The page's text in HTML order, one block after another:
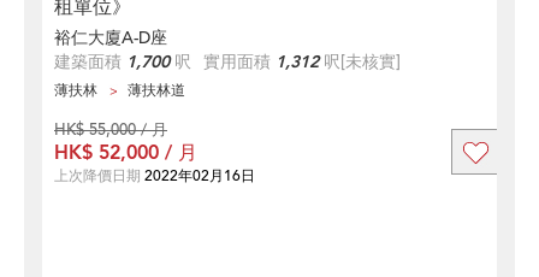
租單位》
裕仁大廈A-D座
建築面積 1,700呎 實用面積 1,312呎[未核實]
薄扶林 薄扶林道
HK$ 55,000 / 月
HK$ 52,000 / 月
上次降價日期 2022年02月16日